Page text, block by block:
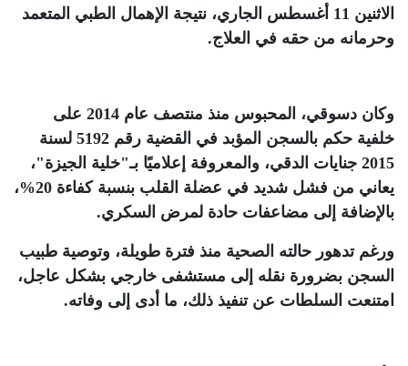
الاثنين 11 أغسطس الجاري، نتيجة الإهمال الطبي المتعمد
وحرمانه من حقه في العلاج.
وكان دسوقي، المحبوس منذ منتصف عام 2014 على
خلفية حكم بالسجن المؤبد في القضية رقم 5192 لسنة
2015 جنايات الدقي، والمعروفة إعلاميًا بـ"خلية الجيزة"،
يعاني من فشل شديد في عضلة القلب بنسبة كفاءة 20%،
بالإضافة إلى مضاعفات حادة لمرض السكري.
ورغم تدهور حالته الصحية منذ فترة طويلة، وتوصية طبيب
السجن بضرورة نقله إلى مستشفى خارجي بشكل عاجل،
امتنعت السلطات عن تنفيذ ذلك، ما أدى إلى وفاته.